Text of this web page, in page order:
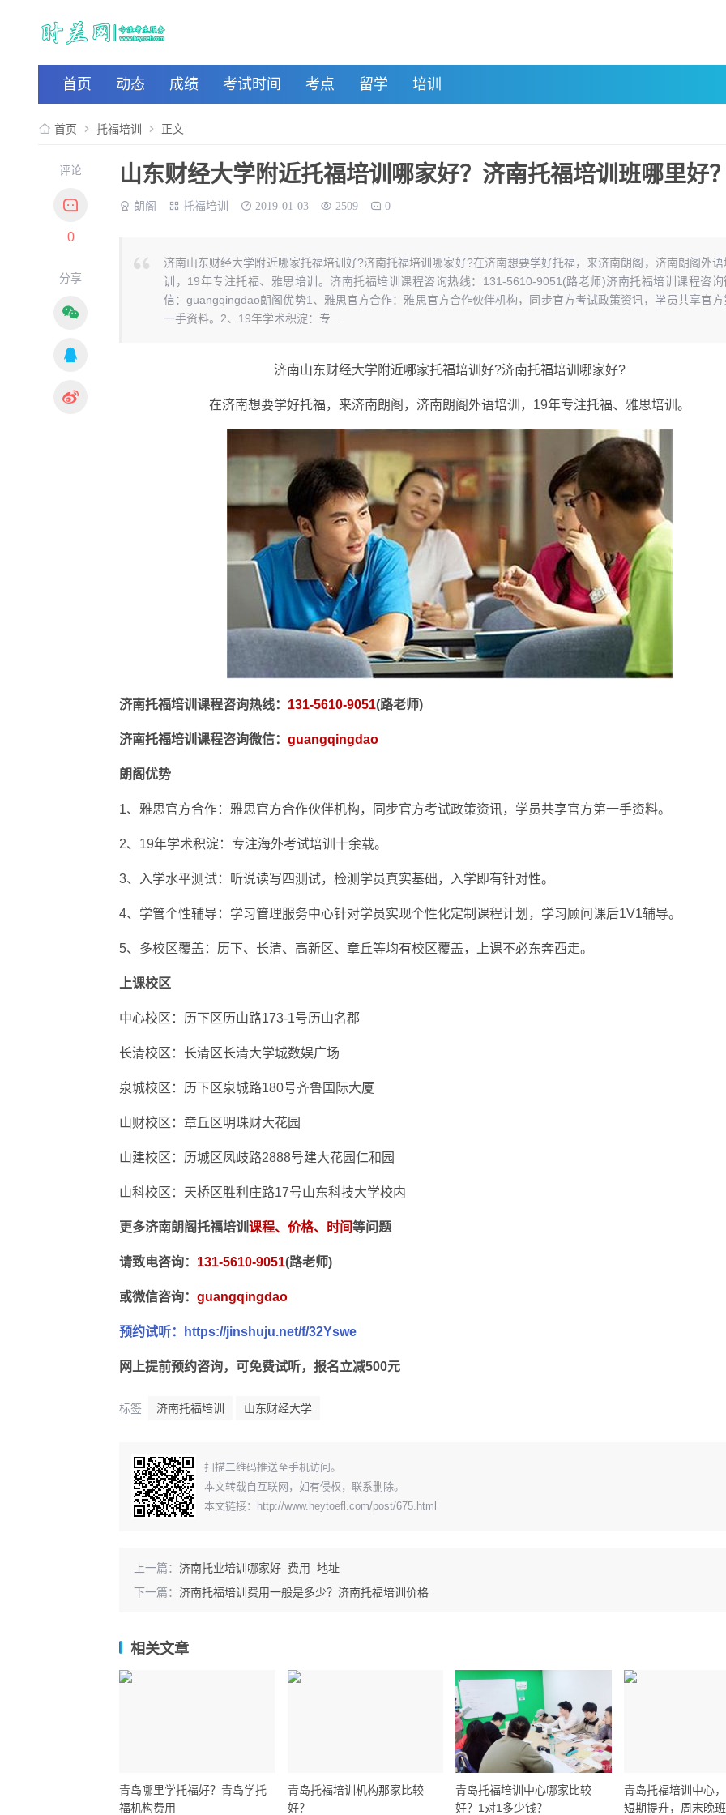
首页 动态 成绩 考试时间 考点 留学 培训
首页 托福培训 正文
评论
0
分享
山东财经大学附近托福培训哪家好？济南托福培训班哪里好？
朗阁 托福培训 2019-01-03 2509 0
济南山东财经大学附近哪家托福培训好?济南托福培训哪家好?在济南想要学好托福，来济南朗阁，济南朗阁外语
训，19年专注托福、雅思培训。济南托福培训课程咨询热线：131-5610-9051(路老师)济南托福培训课程咨询
信：guangqingdao朗阁优势1、雅思官方合作：雅思官方合作伙伴机构，同步官方考试政策资讯，学员共享官方
一手资料。2、19年学术积淀：专...
济南山东财经大学附近哪家托福培训好?济南托福培训哪家好?
在济南想要学好托福，来济南朗阁，济南朗阁外语培训，19年专注托福、雅思培训。
济南托福培训课程咨询热线： 131-5610-9051(路老师)
济南托福培训课程咨询微信： guangqingdao
朗阁优势
1、雅思官方合作：雅思官方合作伙伴机构，同步官方考试政策资讯，学员共享官方第一手资料。
2、19年学术积淀：专注海外考试培训十余载。
3、入学水平测试：听说读写四测试，检测学员真实基础，入学即有针对性。
4、学管个性辅导：学习管理服务中心针对学员实现个性化定制课程计划，学习顾问课后1V1辅导。
5、多校区覆盖：历下、长清、高新区、章丘等均有校区覆盖，上课不必东奔西走。
上课校区
中心校区：历下区历山路173-1号历山名郡
长清校区：长清区长清大学城数娱广场
泉城校区：历下区泉城路180号齐鲁国际大厦
山财校区：章丘区明珠财大花园
山建校区：历城区凤歧路2888号建大花园仁和园
山科校区：天桥区胜利庄路17号山东科技大学校内
更多济南朗阁托福培训 课程、价格、时间等问题
请致电咨询： 131-5610-9051(路老师)
或微信咨询： guangqingdao
预约试听：https://jinshuju.net/f/32Yswe
网上提前预约咨询，可免费试听，报名立减500元
标签 济南托福培训 山东财经大学
扫描二维码推送至手机访问。
本文转载自互联网，如有侵权，联系删除。
本文链接：
http://www.heytoefl.com/post/675.html
上一篇： 济南托业培训哪家好_费用_地址
下一篇： 济南托福培训费用一般是多少？济南托福培训价格
相关文章
青岛哪里学托福好？青岛学托
福机构费用
青岛托福培训机构那家比较
好？
青岛托福培训中心哪家比较
好？1对1多少钱？
青岛托福培训中心
短期提升，周末晚班